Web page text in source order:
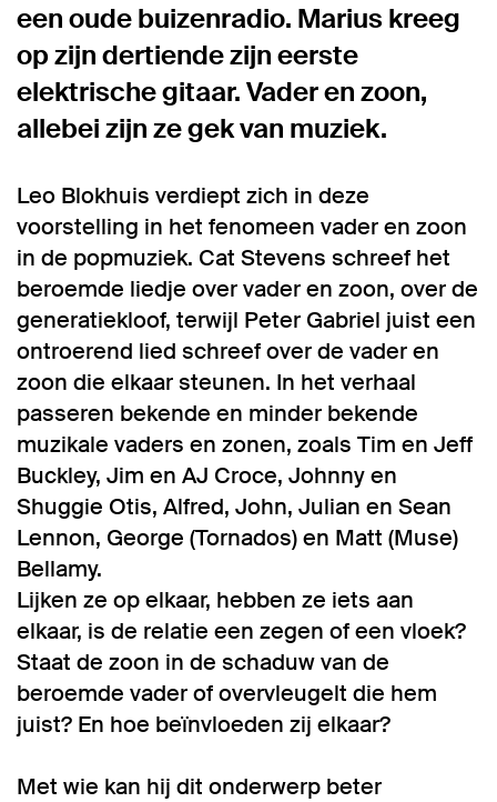
een oude buizenradio. Marius kreeg
op zijn dertiende zijn eerste
elektrische gitaar. Vader en zoon,
allebei zijn ze gek van muziek.
Leo Blokhuis verdiept zich in deze
voorstelling in het fenomeen vader en zoon
in de popmuziek. Cat Stevens schreef het
beroemde liedje over vader en zoon, over de
generatiekloof, terwijl Peter Gabriel juist een
ontroerend lied schreef over de vader en
zoon die elkaar steunen. In het verhaal
passeren bekende en minder bekende
muzikale vaders en zonen, zoals Tim en Jeff
Buckley, Jim en AJ Croce, Johnny en
Shuggie Otis, Alfred, John, Julian en Sean
Lennon, George (Tornados) en Matt (Muse)
Bellamy.
Lijken ze op elkaar, hebben ze iets aan
elkaar, is de relatie een zegen of een vloek?
Staat de zoon in de schaduw van de
beroemde vader of overvleugelt die hem
juist? En hoe beïnvloeden zij elkaar?
Met wie kan hij dit onderwerp beter